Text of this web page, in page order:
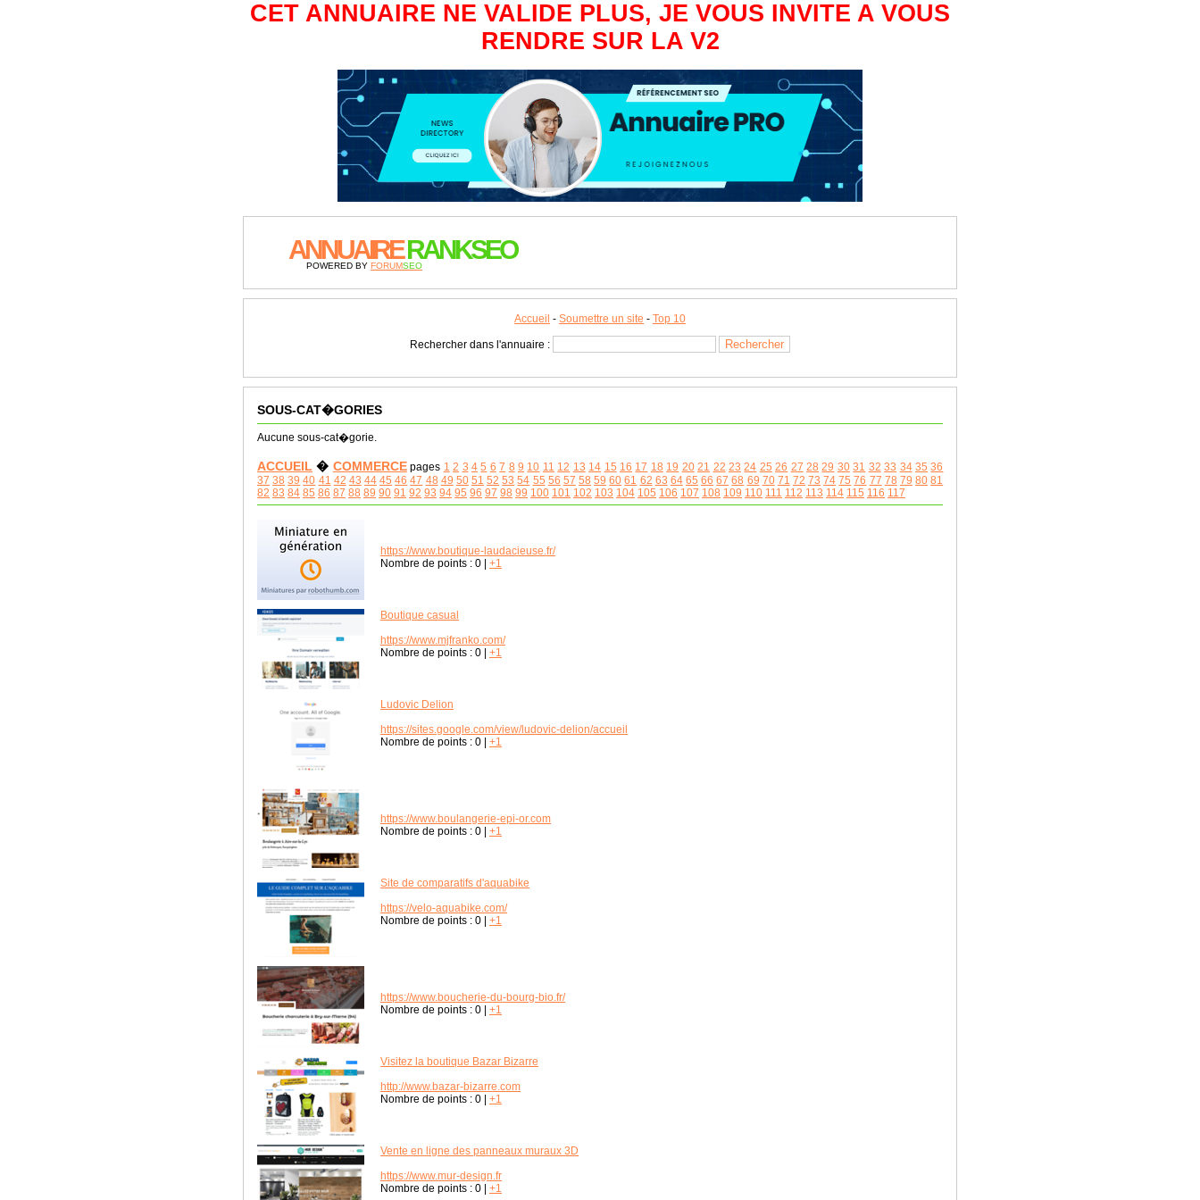
CET ANNUAIRE NE VALIDE PLUS, JE VOUS INVITE A VOUS
RENDRE SUR LA V2
ANNUAIRERANKSEO
POWERED BY FORUMSEO
Accueil - Soumettre un site - Top 10
Rechercher dans l'annuaire :
SOUS-CAT�GORIES
Aucune sous-cat�gorie.
ACCUEIL � COMMERCEpages 1 2 3 4 5 6 7 8 9 10 11 12 13 14 15 16 17 18 19 20 21 22 23 24 25 26 27 28 29 30 31 32 33 34 35 36
37 38 39 40 41 42 43 44 45 46 47 48 49 50 51 52 53 54 55 56 57 58 59 60 61 62 63 64 65 66 67 68 69 70 71 72 73 74 75 76 77 78 79 80 81
82 83 84 85 86 87 88 89 90 91 92 93 94 95 96 97 98 99 100 101 102 103 104 105 106 107 108 109 110 111 112 113 114 115 116 117
https://www.boutique-laudacieuse.fr/
Nombre de points : 0 +1
Boutique casual
https://www.mjfranko.com/
Nombre de points : 0 +1
Ludovic Delion
https://sites.google.com/view/ludovic-delion/accueil
Nombre de points : 0 +1
https://www.boulangerie-epi-or.com
Nombre de points : 0 +1
Site de comparatifs d'aquabike
https://velo-aquabike.com/
Nombre de points : 0 +1
https://www.boucherie-du-bourg-bio.fr/
Nombre de points : 0 +1
Visitez la boutique Bazar Bizarre
http://www.bazar-bizarre.com
Nombre de points : 0 +1
Vente en ligne des panneaux muraux 3D
https://www.mur-design.fr
Nombre de points : 0 +1